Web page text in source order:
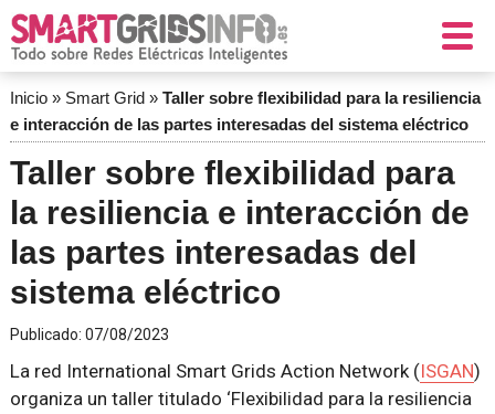
Inicio» Smart Grid» Taller sobre flexibilidad para la resiliencia
e interacción de las partes interesadas del sistema eléctrico
Taller sobre flexibilidad para
la resiliencia e interacción de
las partes interesadas del
sistema eléctrico
Publicado: 07/08/2023
La red International Smart Grids Action Network (ISGAN)
organiza un taller titulado ‘Flexibilidad para la resiliencia